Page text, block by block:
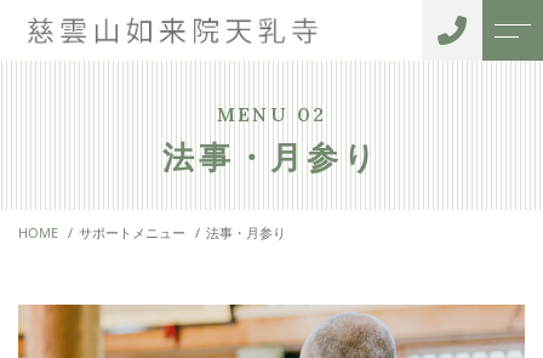
当寺院について
サポートメニュー
法事・月参り
ご利用者様の声
よくある質問
MENU 02
法事・月参り
HOME サポートメニュー 法事・月参り